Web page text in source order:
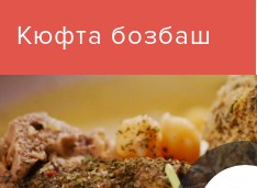
Кюфта бозбаш